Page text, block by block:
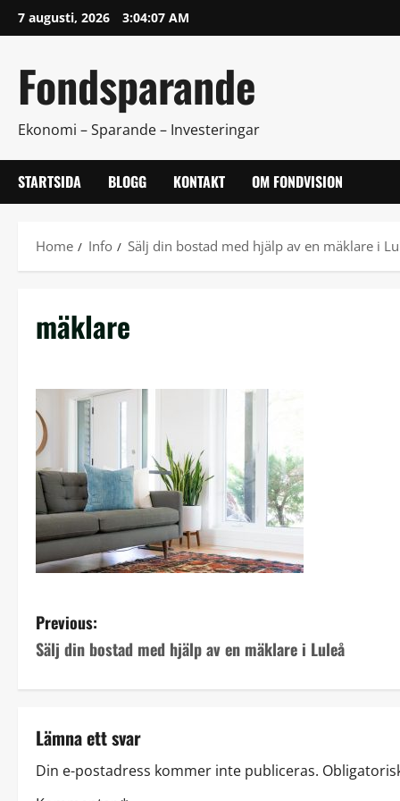
Skip
to
7 augusti, 2026 3:04:08 AM
Fondsparande
Ekonomi – Sparande – Investeringar
STARTSIDA BLOGG KONTAKT OM FONDVISION
Home Info Sälj din bostad med hjälp av en mäklare i
mäklare
P
o
s
t
n
Previous:
Sälj din bostad med hjälp av en mäklare i Luleå
Lämna ett svar
Din e-postadress kommer inte publiceras.